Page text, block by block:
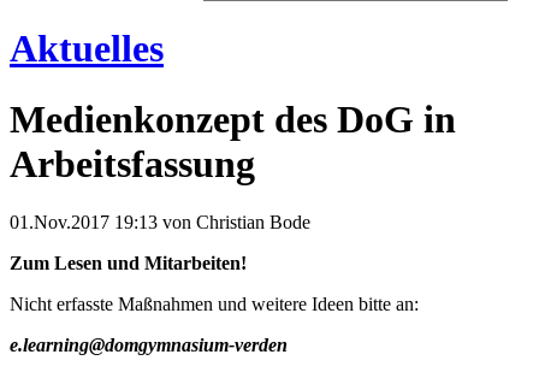
Aktuelles
Medienkonzept des DoG in
Arbeitsfassung
01.Nov.2017 19:13 von Christian Bode
Zum Lesen und Mitarbeiten!
Nicht erfasste Maßnahmen und weitere Ideen bitte an:
e.learning@domgymnasium-verden